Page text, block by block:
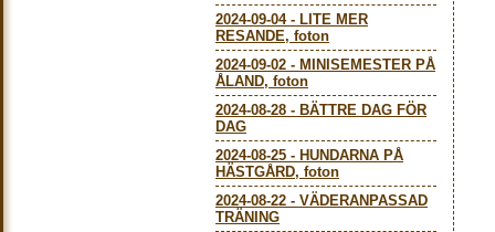
2024-09-04- LITE MER
RESANDE, foton
2024-09-02 - MINISEMESTER PÅ
ÅLAND, foton
2024-08-28 - BÄTTRE DAG FÖR
DAG
2024-08-25 - HUNDARNA PÅ
HÄSTGÅRD, foton
2024-08-22 - VÄDERANPASSAD
TRÄNING